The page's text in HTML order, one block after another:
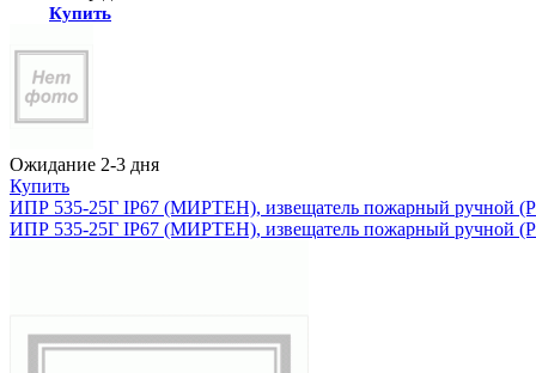
Купить
Ожидание 2-3 дня
Купить
ИПР 535-25Г IP67 (МИРТЕН), извещатель пожарный ручной
ИПР 535-25Г IP67 (МИРТЕН), извещатель пожарный ручной